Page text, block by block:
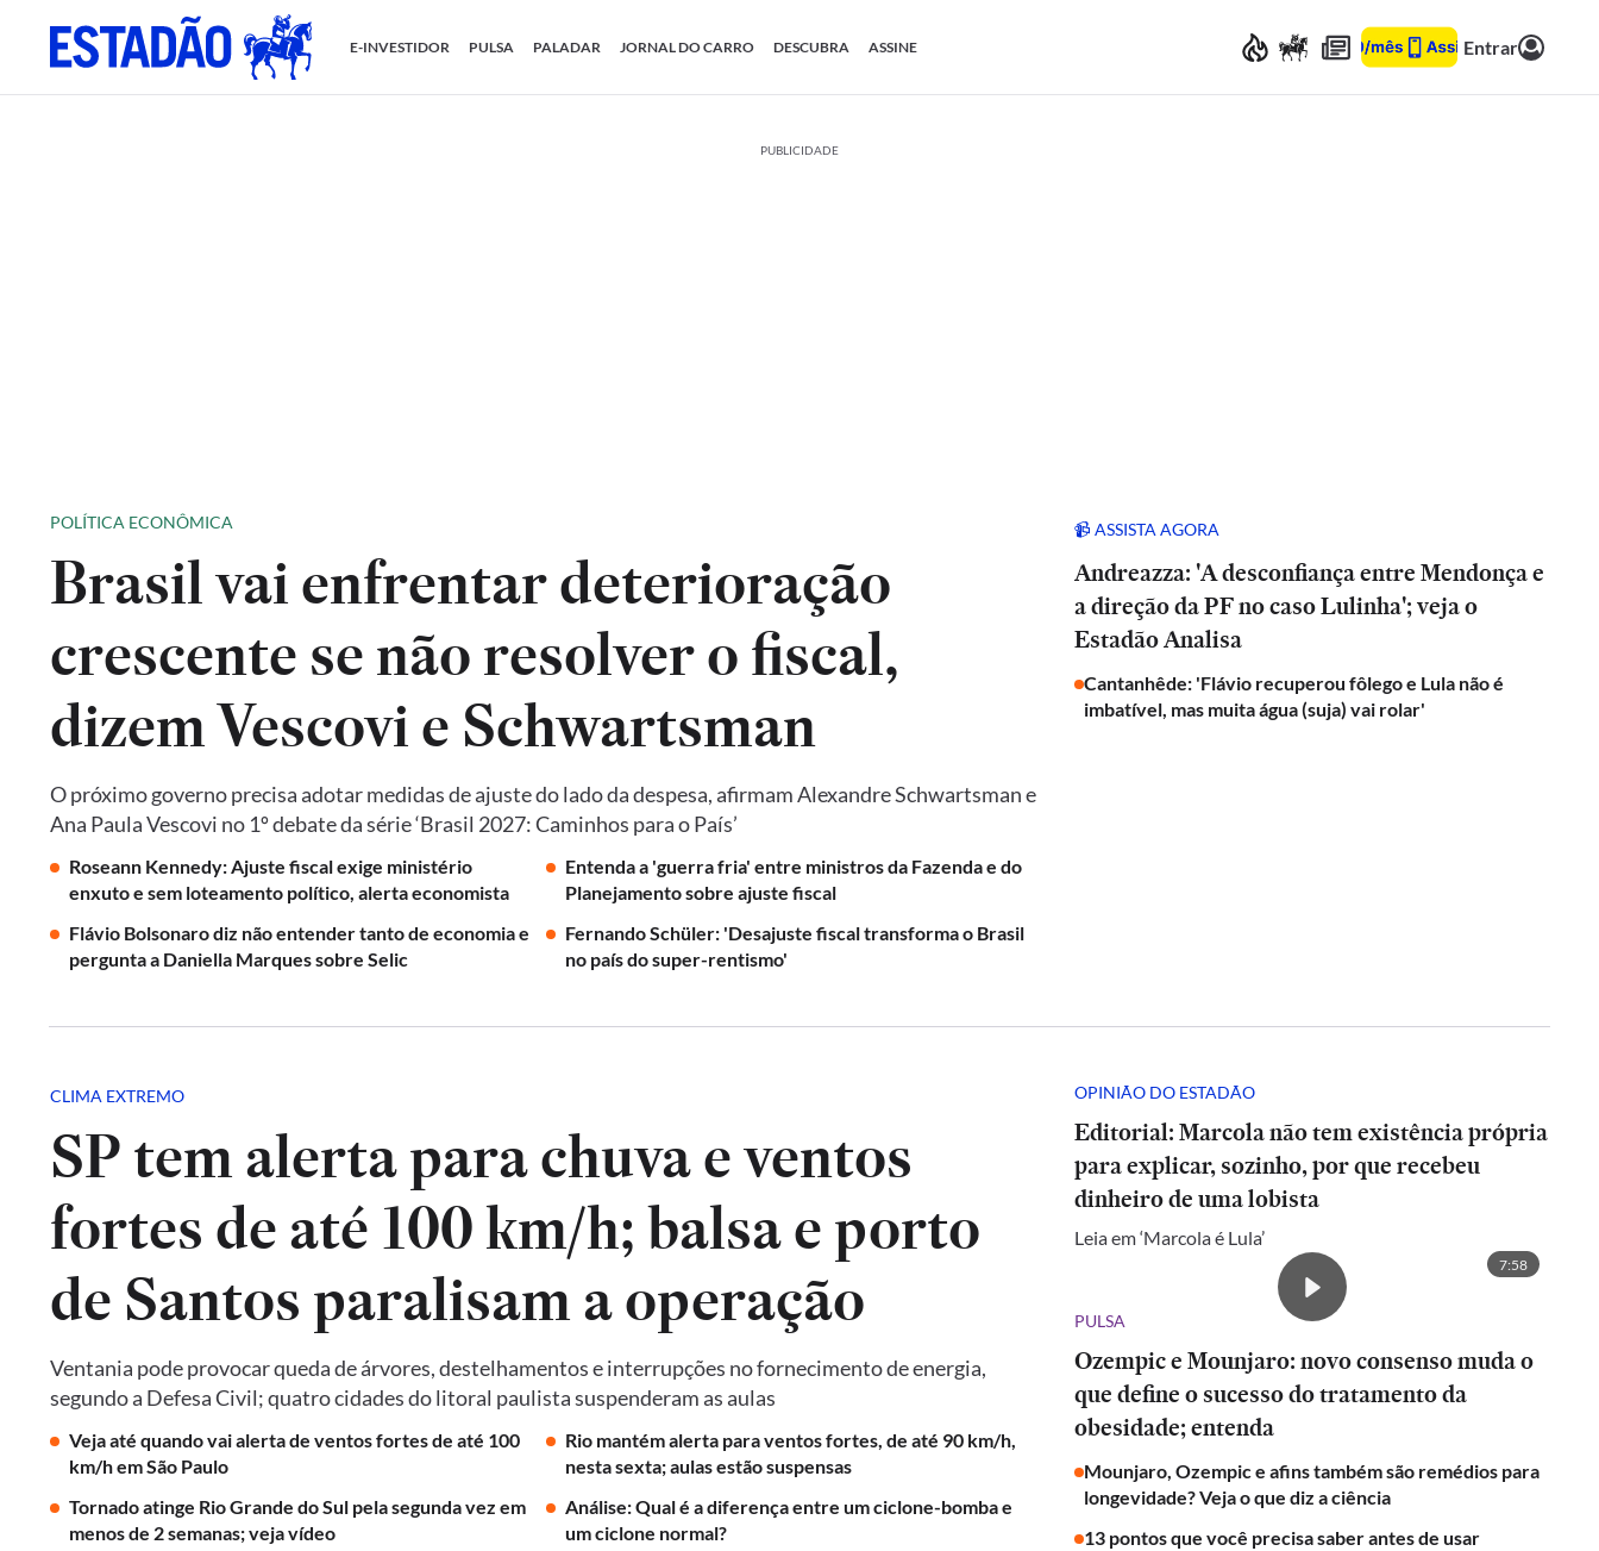
E-INVESTIDOR PULSA PALADAR JORNAL DO CARRO DESCUBRA ASSINE Entrar
PUBLICIDADE
POLÍTICA ECONÔMICA
Brasil vai enfrentar deterioração
crescente se não resolver o fiscal,
dizem Vescovi e Schwartsman
O próximo governo precisa adotar medidas de ajuste do lado da despesa, afirmam Alexandre Schwartsman e
Ana Paula Vescovi no 1º debate da série ‘Brasil 2027: Caminhos para o País’
Roseann Kennedy: Ajuste fiscal exige ministério
enxuto e sem loteamento político, alerta economista
Entenda a 'guerra fria' entre ministros da Fazenda e do
Planejamento sobre ajuste fiscal
Flávio Bolsonaro diz não entender tanto de economia e
pergunta a Daniella Marques sobre Selic
Fernando Schüler: 'Desajuste fiscal transforma o Brasil
no país do super-rentismo'
📹 ASSISTA AGORA
Andreazza: 'A desconfiança entre Mendonça e
a direção da PF no caso Lulinha'; veja o
Estadão Analisa
Cantanhêde: 'Flávio recuperou fôlego e Lula não é
imbatível, mas muita água (suja) vai rolar'
CLIMA EXTREMO
SP tem alerta para chuva e ventos
fortes de até 100 km/h; balsa e porto
de Santos paralisam a operação
Ventania pode provocar queda de árvores, destelhamentos e interrupções no fornecimento de energia,
segundo a Defesa Civil; quatro cidades do litoral paulista suspenderam as aulas
Veja até quando vai alerta de ventos fortes de até 100
km/h em São Paulo
Rio mantém alerta para ventos fortes, de até 90 km/h,
nesta sexta; aulas estão suspensas
Tornado atinge Rio Grande do Sul pela segunda vez em
menos de 2 semanas; veja vídeo
Análise: Qual é a diferença entre um ciclone-bomba e
um ciclone normal?
OPINIÃO DO ESTADÃO
Editorial: Marcola não tem existência própria
para explicar, sozinho, por que recebeu
dinheiro de uma lobista
Leia em ‘Marcola é Lula’
7:58
PULSA
Ozempic e Mounjaro: novo consenso muda o
que define o sucesso do tratamento da
obesidade; entenda
Mounjaro, Ozempic e afins também são remédios para
longevidade? Veja o que diz a ciência
13 pontos que você precisa saber antes de usar